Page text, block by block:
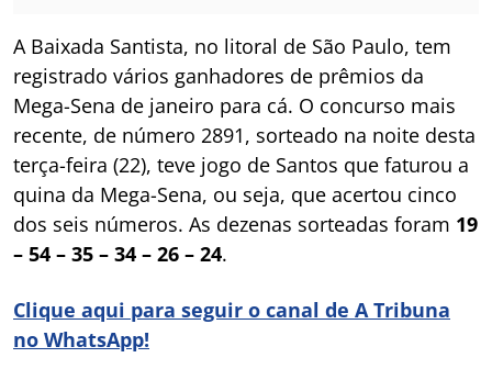
A Baixada Santista, no litoral de São Paulo, tem
registrado vários ganhadores de prêmios da
Mega-Sena de janeiro para cá. O concurso mais
recente, de número 2891, sorteado na noite desta
terça-feira (22), teve jogo de Santos que faturou a
quina da Mega-Sena, ou seja, que acertou cinco
dos seis números. As dezenas sorteadas foram 19
– 54 – 35 – 34 – 26 – 24.
Clique aqui para seguir o canal de A Tribuna
no WhatsApp!